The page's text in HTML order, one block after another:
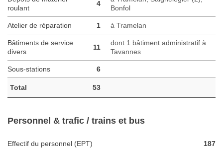
roulant
4
Bonfol
Atelier de réparation 1 à Tramelan
Bâtiments de service
divers
11
dont 1 bâtiment administratif à
Tavannes
Sous-stations 6
Total 53
Personnel & trafic / trains et bus
Effectif du personnel (EPT) 187